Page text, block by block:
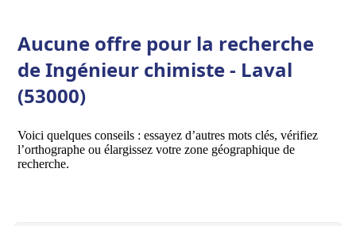
Aucune offre pour la recherche
de Ingénieur chimiste - Laval
(53000)
Voici quelques conseils : essayez d’autres mots clés, vérifiez
l’orthographe ou élargissez votre zone géographique de
recherche.